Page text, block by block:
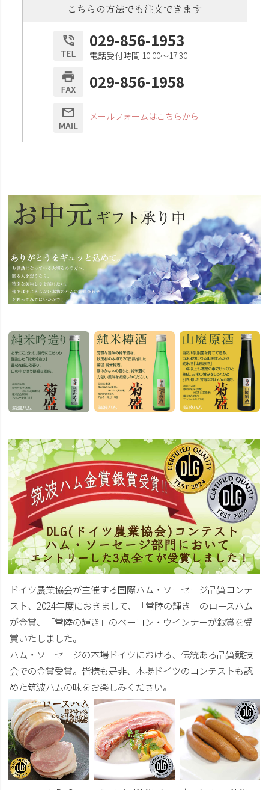
こちらの方法でも注文できます
029-856-1953
電話受付時間:10:00〜17:30
029-856-1958
メールフォームはこちらから
ドイツ農業協会が主催する国際ハム・ソーセージ品質コンテ
スト、2024年度におきまして、「常陸の輝き」のロースハム
が金賞、「常陸の輝き」のベーコン・ウインナーが銀賞を受
賞いたしました。
ハム・ソーセージの本場ドイツにおける、伝統ある品質競技
会での金賞受賞。皆様も是非、本場ドイツのコンテストも認
めた筑波ハムの味をお楽しみください。